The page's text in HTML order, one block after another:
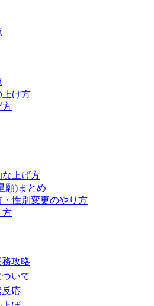
上げ方
方
な上げ方
願)まとめ
・性別変更のやり方
方
攻略
いて
応